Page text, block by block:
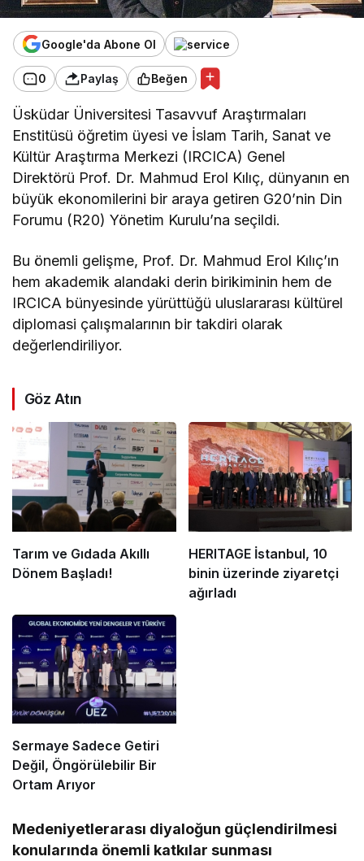
Google'da Abone Ol
0 Paylaş Beğen
Üsküdar Üniversitesi Tasavvuf Araştırmaları
Enstitüsü öğretim üyesi ve İslam Tarih, Sanat ve
Kültür Araştırma Merkezi (IRCICA) Genel
Direktörü Prof. Dr. Mahmud Erol Kılıç, dünyanın en
büyük ekonomilerini bir araya getiren G20’nin Din
Forumu (R20) Yönetim Kurulu’na seçildi.
Bu önemli gelişme, Prof. Dr. Mahmud Erol Kılıç’ın
hem akademik alandaki derin birikiminin hem de
IRCICA bünyesinde yürüttüğü uluslararası kültürel
diplomasi çalışmalarının bir takdiri olarak
değerlendiriliyor.
Göz Atın
Tarım ve Gıdada Akıllı
Dönem Başladı!
HERITAGE İstanbul, 10
binin üzerinde ziyaretçi
ağırladı
Sermaye Sadece Getiri
Değil, Öngörülebilir Bir
Ortam Arıyor
Medeniyetlerarası diyaloğun güçlendirilmesi
konularında önemli katkılar sunması